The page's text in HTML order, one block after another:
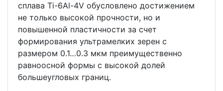
сплава Ti-6Al-4V обусловлено достижением
не только высокой прочности, но и
повышенной пластичности за счет
формирования ультрамелких зерен с
размером 0.1…0.3 мкм преимущественно
равноосной формы с высокой долей
большеугловых границ.